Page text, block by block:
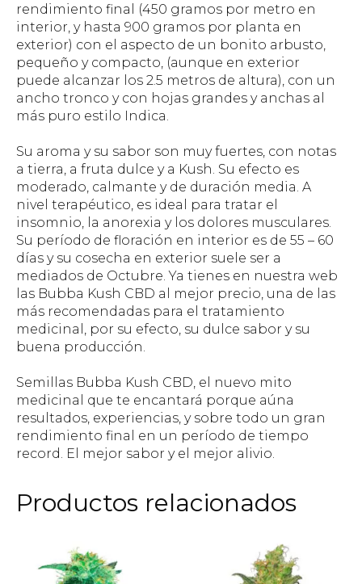
rendimiento final (450 gramos por metro en
interior, y hasta 900 gramos por planta en
exterior) con el aspecto de un bonito arbusto,
pequeño y compacto, (aunque en exterior
puede alcanzar los 2.5 metros de altura), con un
ancho tronco y con hojas grandes y anchas al
más puro estilo Indica.
Su aroma y su sabor son muy fuertes, con notas
a tierra, a fruta dulce y a Kush. Su efecto es
moderado, calmante y de duración media. A
nivel terapéutico, es ideal para tratar el
insomnio, la anorexia y los dolores musculares.
Su período de floración en interior es de 55 – 60
días y su cosecha en exterior suele ser a
mediados de Octubre. Ya tienes en nuestra web
las Bubba Kush CBD al mejor precio, una de las
más recomendadas para el tratamiento
medicinal, por su efecto, su dulce sabor y su
buena producción.
Semillas Bubba Kush CBD, el nuevo mito
medicinal que te encantará porque aúna
resultados, experiencias, y sobre todo un gran
rendimiento final en un período de tiempo
record. El mejor sabor y el mejor alivio.
Productos relacionados